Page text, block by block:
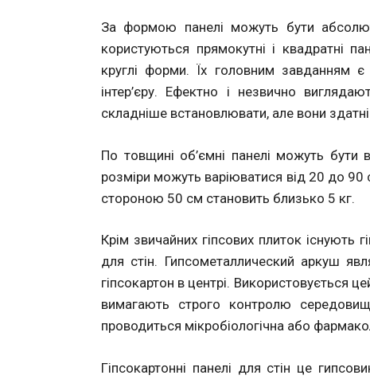
За формою панелі можуть бути
користуються прямокутні і квадратні
круглі форми. Їх головним завданням
інтер’єру. Ефектно і незвично
складніше встановлювати, але вони
По товщині об’ємні панелі можуть
розміри можуть варіюватися від 20 до 90
стороною 50 см становить близько 5 кг.
Крім звичайних гіпсових плиток існують
для стін. Гипсометаллический аркуш
гіпсокартон в центрі. Використовується
вимагають строго контролю
проводиться мікробіологічна або
Гіпсокартонні панелі для стін це